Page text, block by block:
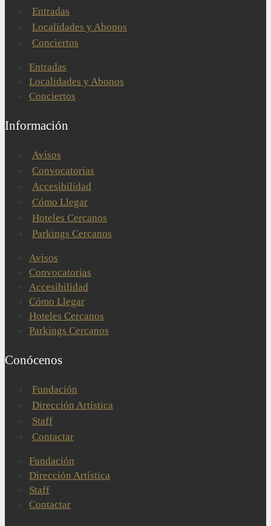
Entradas
Localidades y Abonos
Conciertos
Entradas
Localidades y Abonos
Conciertos
Información
Avisos
Convocatorias
Accesibilidad
Cómo Llegar
Hoteles Cercanos
Parkings Cercanos
Avisos
Convocatorias
Accesibilidad
Cómo Llegar
Hoteles Cercanos
Parkings Cercanos
Conócenos
Fundación
Dirección Artística
Staff
Contactar
Fundación
Dirección Artística
Staff
Contactar